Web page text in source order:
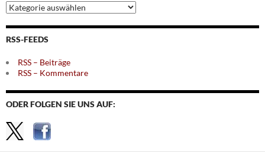
Archiv
nach
Themen
RSS-FEEDS
RSS – Beiträge
RSS – Kommentare
ODER FOLGEN SIE UNS AUF: